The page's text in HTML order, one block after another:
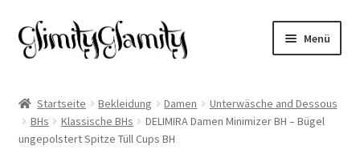
Zur
Navigation
Zum
Inhalt
Menü
Cookie-Richtlinie (EU)
Startseite Bekleidung Damen
Unterwäsche and Dessous
BHs
Klassische BHs
DELIMIRA Damen Minimizer BH – Bügel
ungepolstert Spitze Tüll Cups BH